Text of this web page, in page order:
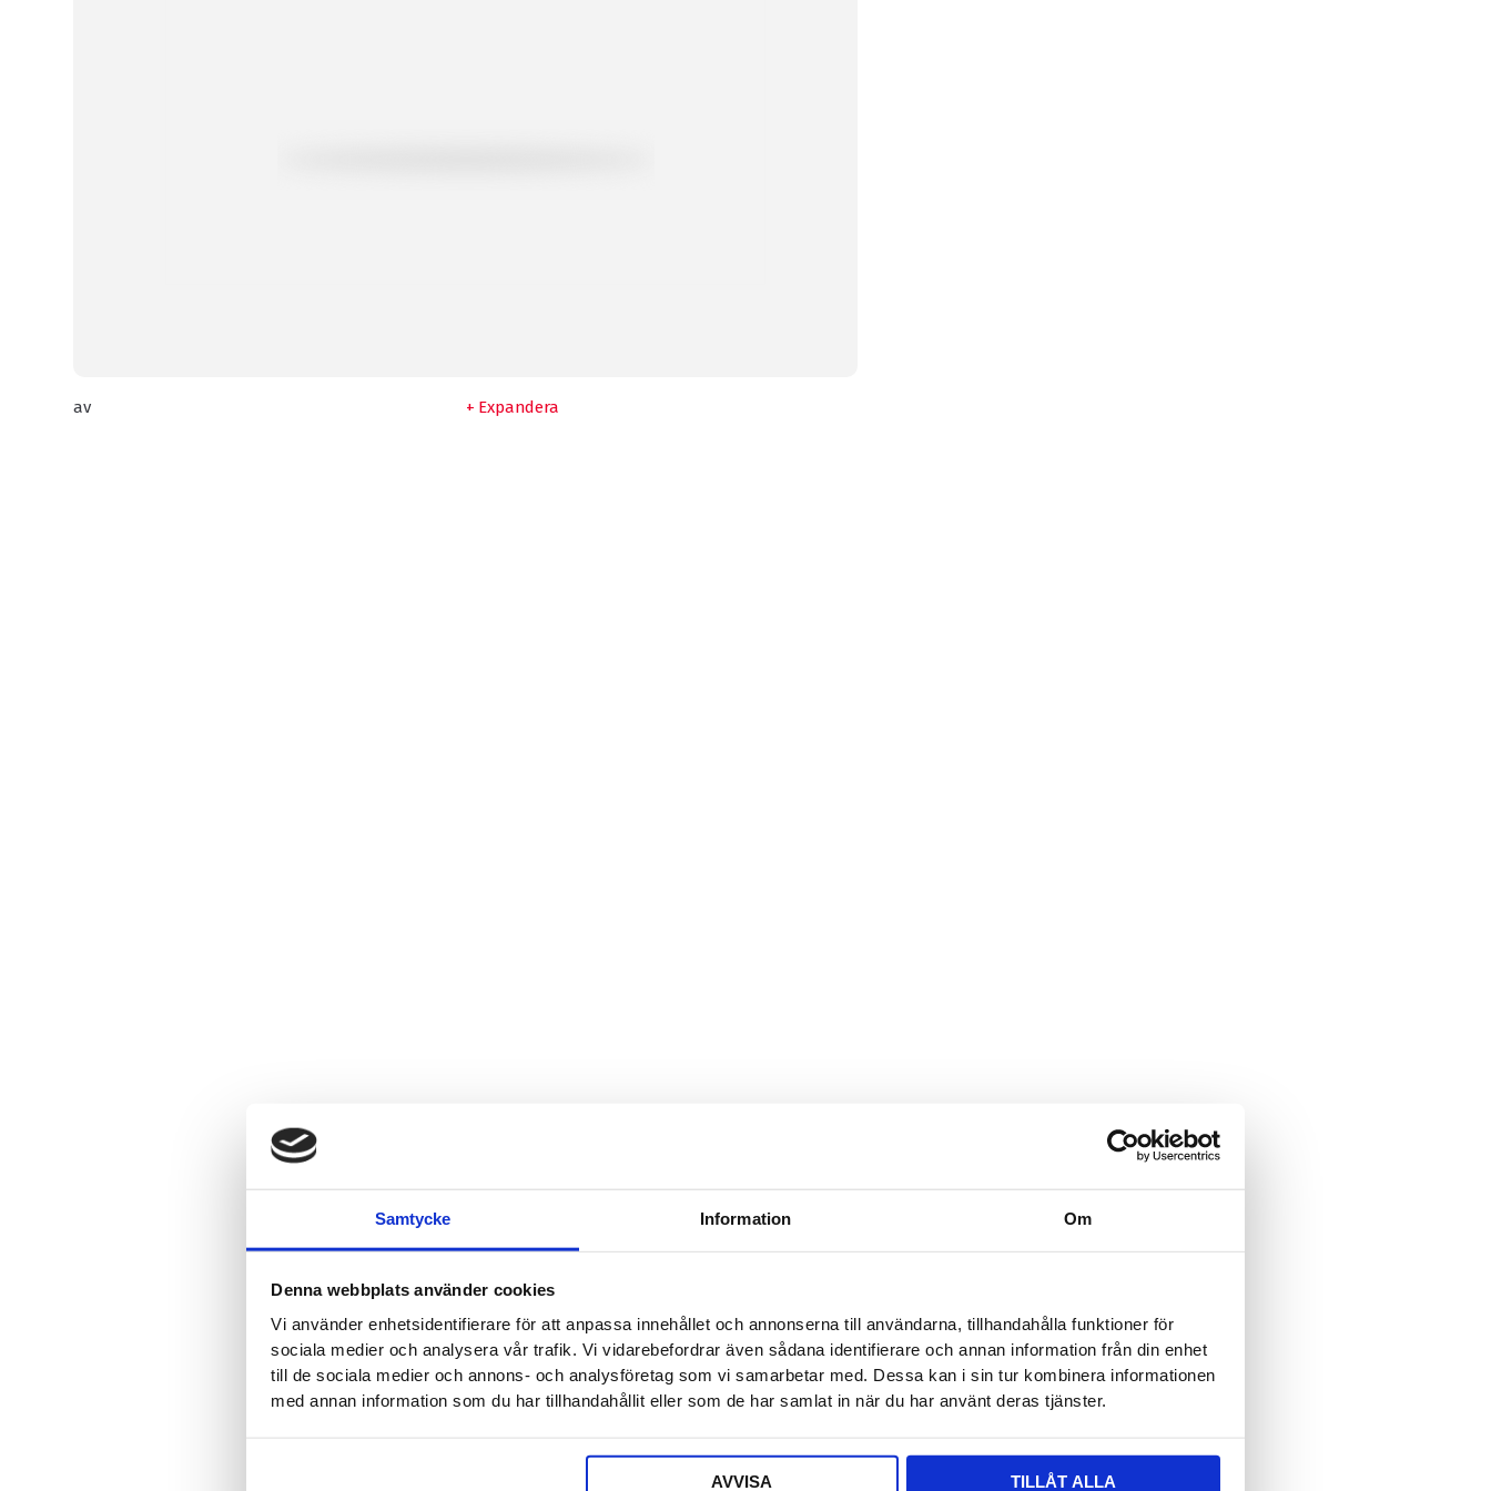
Samtycke Information Om
Denna webbplats använder cookies
Vi använder enhetsidentifierare för att anpassa innehållet och annonserna till användarna, tillhandahålla funktioner för
sociala medier och analysera vår trafik. Vi vidarebefordrar även sådana identifierare och annan information från din enhet
till de sociala medier och annons- och analysföretag som vi samarbetar med. Dessa kan i sin tur kombinera informationen
med annan information som du har tillhandahållit eller som de har samlat in när du har använt deras tjänster.
AVVISA TILLÅT ALLA
av Expandera
Detta fält är dolt när formuläret visas
Ditt namn*
E-post